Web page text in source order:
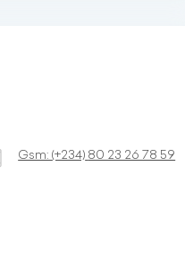
Gsm:(+234) 80 23 26 78 59